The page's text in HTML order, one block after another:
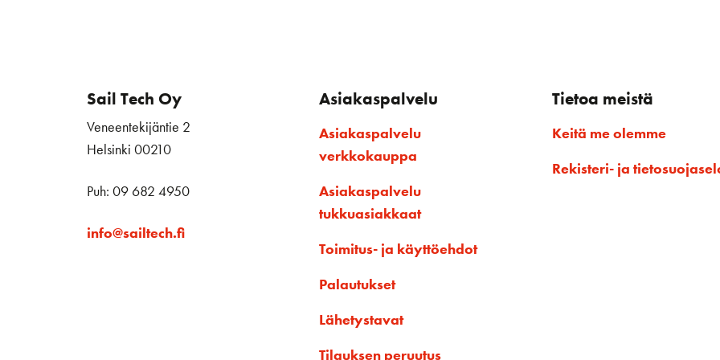
Sail Tech Oy
Veneentekijäntie 2
Helsinki 00210
Puh: 09 682 4950
info@sailtech.fi
Asiakaspalvelu
Asiakaspalvelu
verkkokauppa
Asiakaspalvelu
tukkuasiakkaat
Toimitus- ja käyttöehdot
Palautukset
Lähetystavat
Tilauksen peruutus
Tietoa meistä
Keitä me olemme
Rekisteri- ja